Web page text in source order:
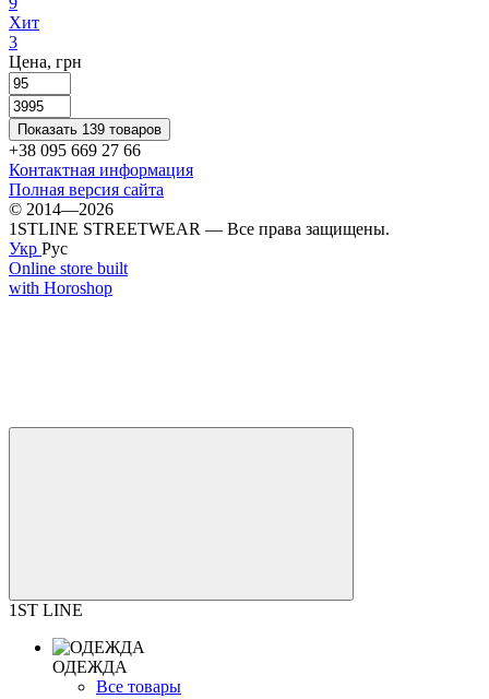
Хит
3
Цена, грн
Показать 139 товаров
+38 095 669 27 66
Контактная информация
Полная версия сайта
© 2014—2026
1STLINE STREETWEAR — Все права защищены.
Укр Рус
Online store built
with Horoshop
1ST LINE
ОДЕЖДА
Все товары